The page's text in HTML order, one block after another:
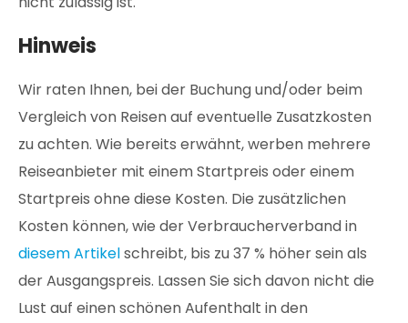
Hinweis
Wir raten Ihnen, bei der Buchung und/oder beim
Vergleich von Reisen auf eventuelle Zusatzkosten
zu achten. Wie bereits erwähnt, werben mehrere
Reiseanbieter mit einem Startpreis oder einem
Startpreis ohne diese Kosten. Die zusätzlichen
Kosten können, wie der Verbraucherverband in
diesem Artikelschreibt, bis zu 37 % höher sein als
der Ausgangspreis. Lassen Sie sich davon nicht die
Lust auf einen schönen Aufenthalt in den